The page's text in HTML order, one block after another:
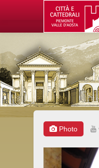
Photo